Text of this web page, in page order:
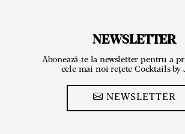
NEWSLETTER
Abonează-te la newsletter pentru a
cele mai noi rețete Cocktails by
NEWSLETTER